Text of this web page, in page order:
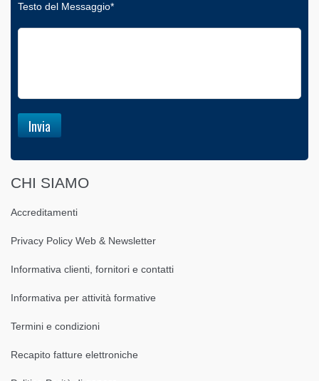
Testo del Messaggio*
CHI SIAMO
Accreditamenti
Privacy Policy Web & Newsletter
Informativa clienti, fornitori e contatti
Informativa per attività formative
Termini e condizioni
Recapito fatture elettroniche